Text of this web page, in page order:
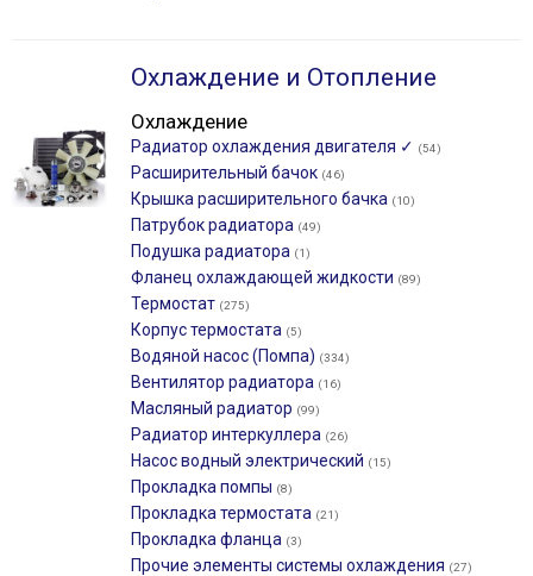
Охлаждение и Отопление
Охлаждение
Радиатор охлаждения двигателя ✓ (54)
Расширительный бачок (46)
Крышка расширительного бачка (10)
Патрубок радиатора (49)
Подушка радиатора (1)
Фланец охлаждающей жидкости (89)
Термостат (275)
Корпус термостата (5)
Водяной насос (Помпа) (334)
Вентилятор радиатора (16)
Масляный радиатор (99)
Радиатор интеркуллера (26)
Насос водный электрический (15)
Прокладка помпы (8)
Прокладка термостата (21)
Прокладка фланца (3)
Прочие элементы системы охлаждения (27)